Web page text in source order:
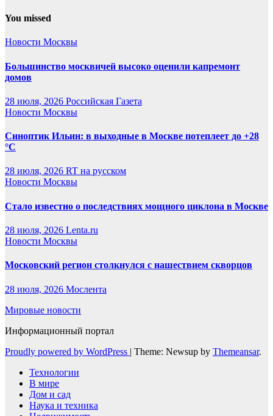
You missed
Новости Москвы
Большинство москвичей высоко оценили капремонт
домов
28 июля, 2026 Российская Газета
Новости Москвы
Синоптик Ильин: в выходные в Москве потеплеет до +28
°C
28 июля, 2026 RT на русском
Новости Москвы
Стало известно о последствиях мощного циклона в Москве
28 июля, 2026 Lenta.ru
Новости Москвы
Московский регион столкнулся с нашествием скворцов
28 июля, 2026 Мослента
Мировые новости
Информационный портал
Proudly powered by WordPress | Theme: Newsup by Themeansar.
Технологии
В мире
Дом и сад
Наука и техника